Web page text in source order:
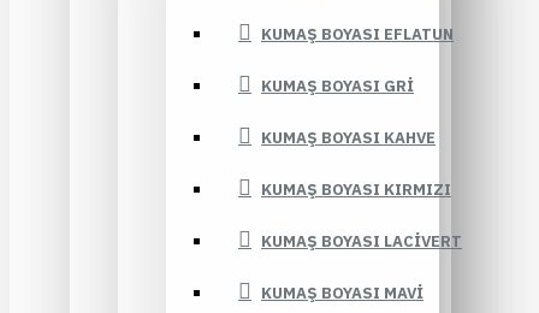
KUMAŞ BOYASI EFLATUN
KUMAŞ BOYASI GRI
KUMAŞ BOYASI KAHVE
KUMAŞ BOYASI KIRMIZI
KUMAŞ BOYASI LACIVERT
KUMAŞ BOYASI MAVI